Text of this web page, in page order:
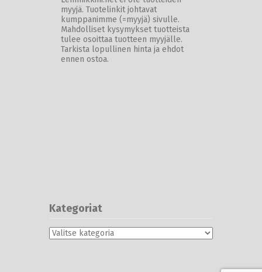
myyjä. Tuotelinkit johtavat
kumppanimme (=myyjä) sivulle.
Mahdolliset kysymykset tuotteista
tulee osoittaa tuotteen myyjälle.
Tarkista lopullinen hinta ja ehdot
ennen ostoa.
Kategoriat
Kategoriat